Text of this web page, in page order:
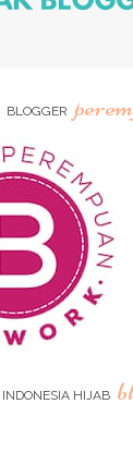
BLOGGER
INDONESIA HIJAB